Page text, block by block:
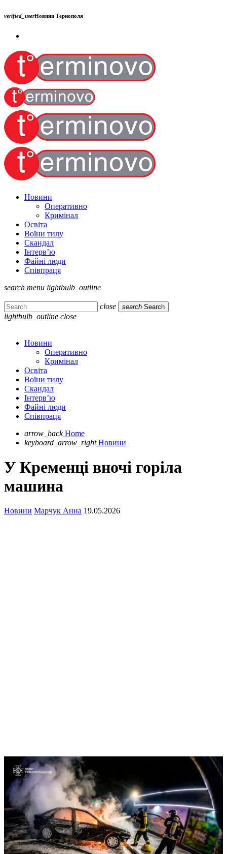
verified_userНовини Тернополя
Новини
Оперативно
Кримінал
Освіта
Воїни тилу
Скандал
Інтерв’ю
Файні люди
Співпраця
search menu lightbulb_outline
close search Search
lightbulb_outline close
Новини
Оперативно
Кримінал
Освіта
Воїни тилу
Скандал
Інтерв’ю
Файні люди
Співпраця
arrow_back Home
keyboard_arrow_right Новини
У Кременці вночі горіла
машина
Новини Марчук Анна 19.05.2026